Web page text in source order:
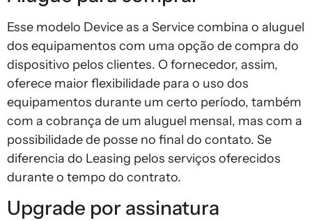
Esse modelo Device as a Service combina o aluguel
dos equipamentos com uma opção de compra do
dispositivo pelos clientes. O fornecedor, assim,
oferece maior flexibilidade para o uso dos
equipamentos durante um certo período, também
com a cobrança de um aluguel mensal, mas com a
possibilidade de posse no final do contato. Se
diferencia do Leasing pelos serviços oferecidos
durante o tempo do contrato.
Upgrade por assinatura